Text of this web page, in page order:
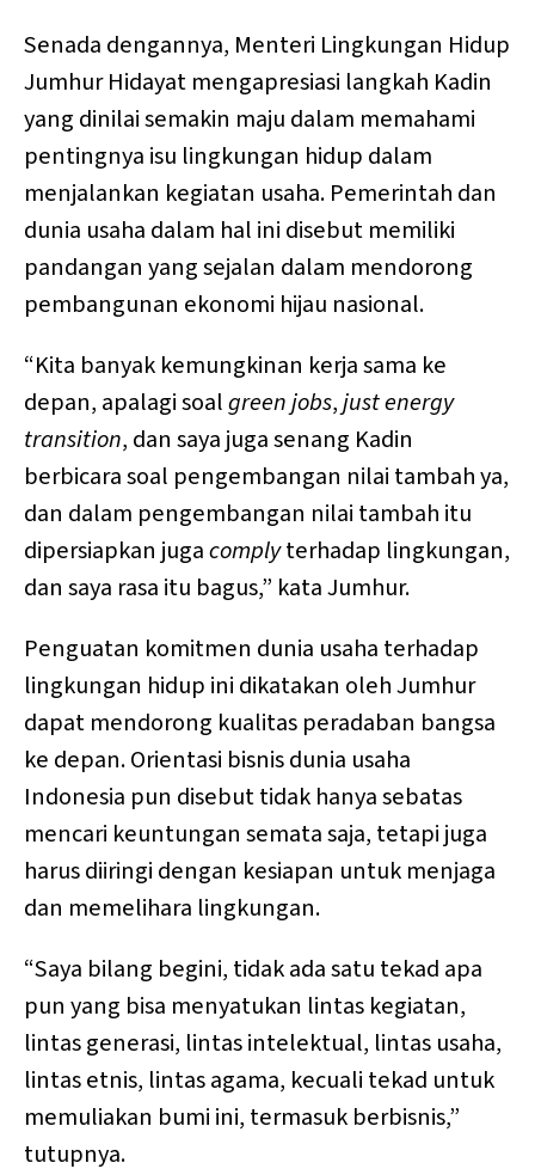
Senada dengannya, Menteri Lingkungan Hidup
Jumhur Hidayat mengapresiasi langkah Kadin
yang dinilai semakin maju dalam memahami
pentingnya isu lingkungan hidup dalam
menjalankan kegiatan usaha. Pemerintah dan
dunia usaha dalam hal ini disebut memiliki
pandangan yang sejalan dalam mendorong
pembangunan ekonomi hijau nasional.
“Kita banyak kemungkinan kerja sama ke
depan, apalagi soalgreen jobs,just energy
transition, dan saya juga senang Kadin
berbicara soal pengembangan nilai tambah ya,
dan dalam pengembangan nilai tambah itu
dipersiapkan jugacomplyterhadap lingkungan,
dan saya rasa itu bagus,” kata Jumhur.
Penguatan komitmen dunia usaha terhadap
lingkungan hidup ini dikatakan oleh Jumhur
dapat mendorong kualitas peradaban bangsa
ke depan. Orientasi bisnis dunia usaha
Indonesia pun disebut tidak hanya sebatas
mencari keuntungan semata saja, tetapi juga
harus diiringi dengan kesiapan untuk menjaga
dan memelihara lingkungan.
“Saya bilang begini, tidak ada satu tekad apa
pun yang bisa menyatukan lintas kegiatan,
lintas generasi, lintas intelektual, lintas usaha,
lintas etnis, lintas agama, kecuali tekad untuk
memuliakan bumi ini, termasuk berbisnis,”
tutupnya.